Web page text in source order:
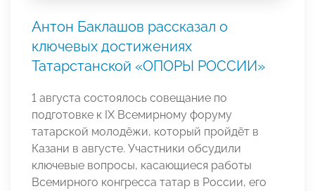
Антон Баклашов рассказал о
ключевых достижениях
Татарстанской «ОПОРЫ РОССИИ»
1 августа состоялось совещание по
подготовке к IX Всемирному форуму
татарской молодёжи, который пройдёт в
Казани в августе. Участники обсудили
ключевые вопросы, касающиеся работы
Всемирного конгресса татар в России, его